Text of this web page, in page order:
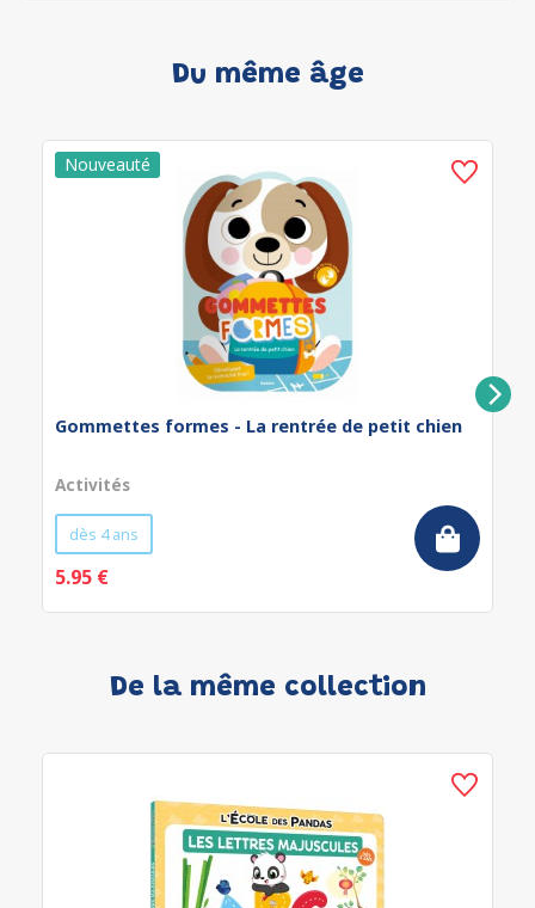
Du même âge
Gommettes formes - La rentrée de petit chien
Activités
dès 4 ans
5.95 €
De la même collection